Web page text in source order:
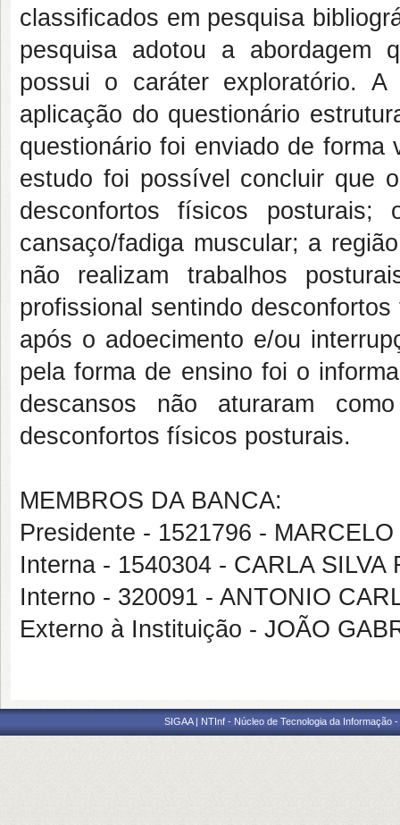
classificados em pesquisa
pesquisa adotou a abordagem
possui o caráter exploratório.
aplicação do questionário
questionário foi enviado de
estudo foi possível concluir que
desconfortos físicos
cansaço/fadiga muscular; a
não realizam trabalhos
profissional sentindo
após o adoecimento e/ou
pela forma de ensino foi o
descansos não aturaram
desconfortos físicos posturais.
MEMBROS DA BANCA:
Presidente - 1521796 -
Interna - 1540304 - CARLA SILVA
Interno - 320091 - ANTONIO
Externo à Instituição - JOÃO
SIGAA | NTInf - Núcleo de Tecnologia da